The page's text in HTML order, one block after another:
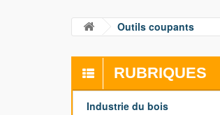
Outils coupants
RUBRIQUES
Industrie du bois